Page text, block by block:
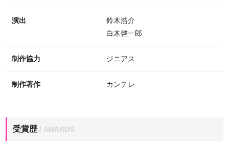
演出
鈴木浩介
白木啓一郎
制作協力 ジニアス
制作著作 カンテレ
受賞歴/ AWARDS